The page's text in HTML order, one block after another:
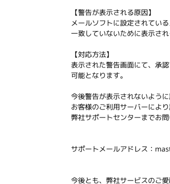
【警告が表示される原因】
メールソフトに設定されてい
一致していないために表示され
【対応方法】
表示された警告画面にて、承
可能となります。
今後警告が表示されないように
お客様のご利用サーバーによ
弊社サポートセンターまでお問
サポートメールアドレス：
今後とも、弊社サービスのご